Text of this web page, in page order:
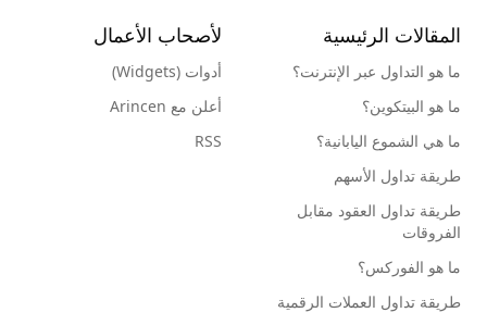
المقالات الرئيسية
ما هو التداول عبر الإنترنت؟
ما هو البيتكوين؟
ما هي الشموع اليابانية؟
طريقة تداول الأسهم
طريقة تداول العقود مقابل
الفروقات
ما هو الفوركس؟
طريقة تداول العملات الرقمية
لأصحاب الأعمال
أدوات (Widgets)
أعلن مع Arincen
RSS